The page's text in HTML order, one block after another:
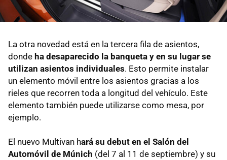
La otra novedad está en la tercera fila de asientos,
donde ha desaparecido la banqueta y en su lugar se
utilizan asientos individuales. Esto permite instalar
un elemento móvil entre los asientos gracias a los
rieles que recorren toda a longitud del vehículo. Este
elemento también puede utilizarse como mesa, por
ejemplo.
El nuevo Multivan hará su debut en el Salón del
Automóvil de Múnich (del 7 al 11 de septiembre) y su